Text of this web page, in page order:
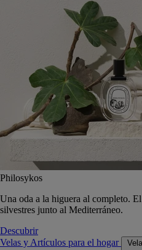
Philosykos
Una oda a la higuera al completo.
silvestres junto al Mediterráneo.
Descubrir
Velas y Artículos para el hogar